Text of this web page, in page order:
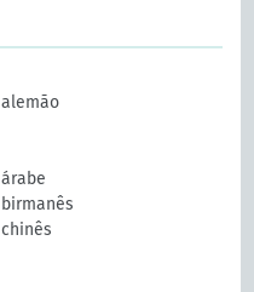
alemão
árabe
birmanês
chinês